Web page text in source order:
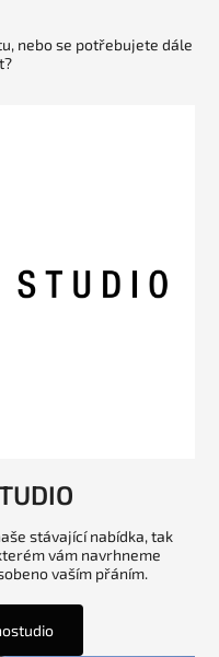
nebo se potřebujete dále
stávající nabídka, tak
vám navrhneme
vaším přáním.